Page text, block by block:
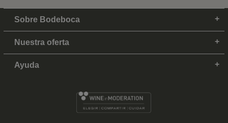
Sobre Bodeboca
Nuestra oferta
Ayuda